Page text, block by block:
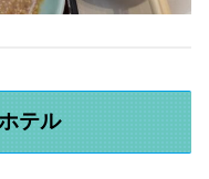
テル